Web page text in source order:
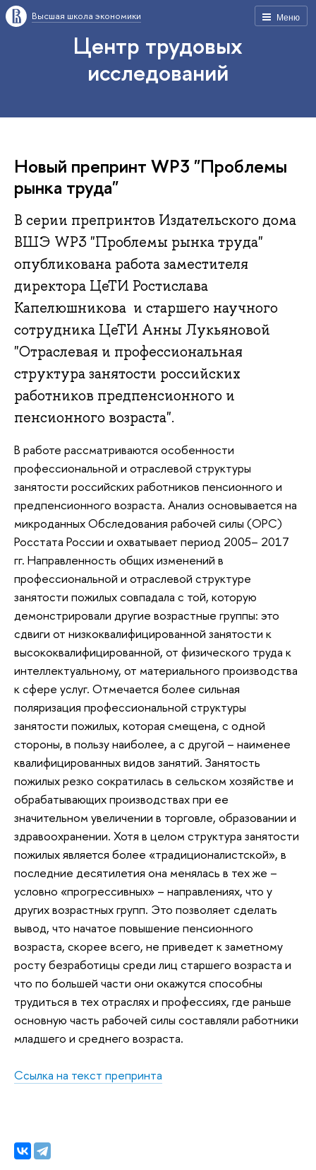
Меню
Высшая школа экономики
Центр трудовых
исследований
Новый препринт WP3 "Проблемы
рынка труда"
В серии препринтов Издательского дома
ВШЭ WP3 "Проблемы рынка труда"
опубликована работа заместителя
директора ЦеТИ Ростислава
Капелюшникова и старшего научного
сотрудника ЦеТИ Анны Лукьяновой
"Отраслевая и профессиональная
структура занятости российских
работников предпенсионного и
пенсионного возраста".
В работе рассматриваются особенности
профессиональной и отраслевой структуры
занятости российских работников пенсионного и
предпенсионного возраста. Анализ основывается на
микроданных Обследования рабочей силы (ОРС)
Росстата России и охватывает период 2005– 2017
гг. Направленность общих изменений в
профессиональной и отраслевой структуре
занятости пожилых совпадала с той, которую
демонстрировали другие возрастные группы: это
сдвиги от низкоквалифицированной занятости к
высококвалифицированной, от физического труда к
интеллектуальному, от материального производства
к сфере услуг. Отмечается более сильная
поляризация профессиональной структуры
занятости пожилых, которая смещена, с одной
стороны, в пользу наиболее, а с другой – наименее
квалифицированных видов занятий. Занятость
пожилых резко сократилась в сельском хозяйстве и
обрабатывающих производствах при ее
значительном увеличении в торговле, образовании и
здравоохранении. Хотя в целом структура занятости
пожилых является более «традиционалистской», в
последние десятилетия она менялась в тех же –
условно «прогрессивных» – направлениях, что у
других возрастных групп. Это позволяет сделать
вывод, что начатое повышение пенсионного
возраста, скорее всего, не приведет к заметному
росту безработицы среди лиц старшего возраста и
что по большей части они окажутся способны
трудиться в тех отраслях и профессиях, где раньше
основную часть рабочей силы составляли работники
младшего и среднего возраста.
Ссылка на текст препринта